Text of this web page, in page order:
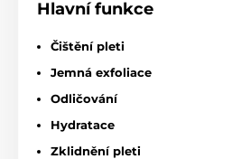
Hlavní funkce
Čištění pleti
Jemná exfoliace
Odličování
Hydratace
Zklidnění pleti